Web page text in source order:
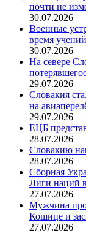
почти не
30.07.2026
Военные
время учений
30.07.2026
На севере
29.07.2026
Словакия
на
29.07.2026
ЕЦБ
28.07.2026
Словакию
28.07.2026
Сборная
Лиги наций
27.07.2026
Мужчина
Кошице и
27.07.2026